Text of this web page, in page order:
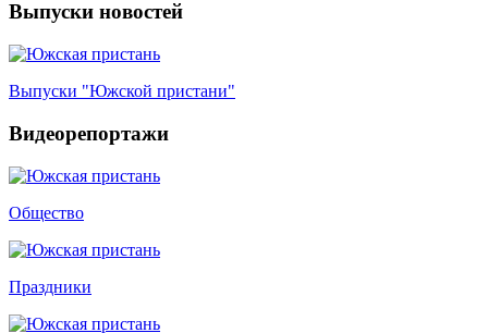
Выпуски новостей
Выпуски "Южской пристани"
Видеорепортажи
Общество
Праздники